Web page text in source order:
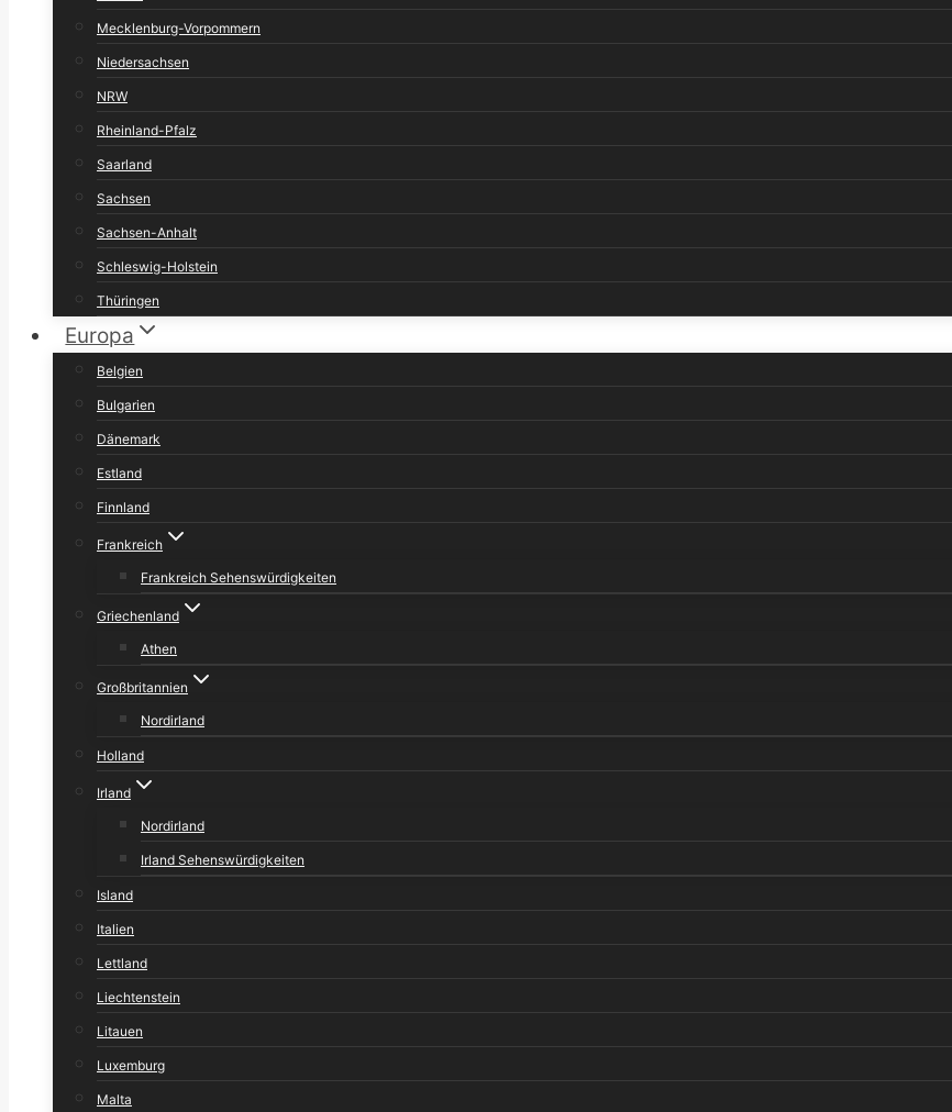
Mecklenburg-Vorpommern
Niedersachsen
NRW
Rheinland-Pfalz
Saarland
Sachsen
Sachsen-Anhalt
Schleswig-Holstein
Thüringen
Europa
Belgien
Bulgarien
Dänemark
Estland
Finnland
Frankreich
Frankreich Sehenswürdigkeiten
Griechenland
Athen
Großbritannien
Nordirland
Holland
Irland
Nordirland
Irland Sehenswürdigkeiten
Island
Italien
Lettland
Liechtenstein
Litauen
Luxemburg
Malta